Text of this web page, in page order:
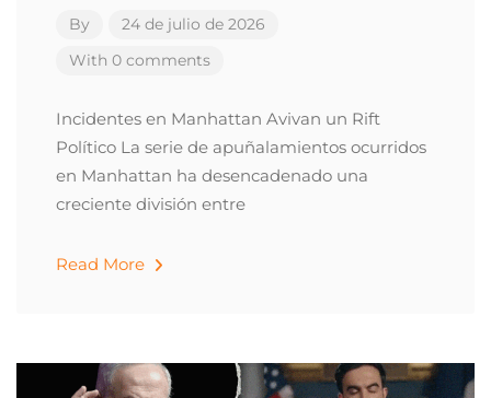
By
24 de julio de 2026
With 0 comments
Incidentes en Manhattan Avivan un Rift
Político La serie de apuñalamientos ocurridos
en Manhattan ha desencadenado una
creciente división entre
Read More